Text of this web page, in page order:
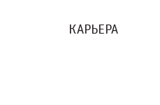
КАРЬЕРА